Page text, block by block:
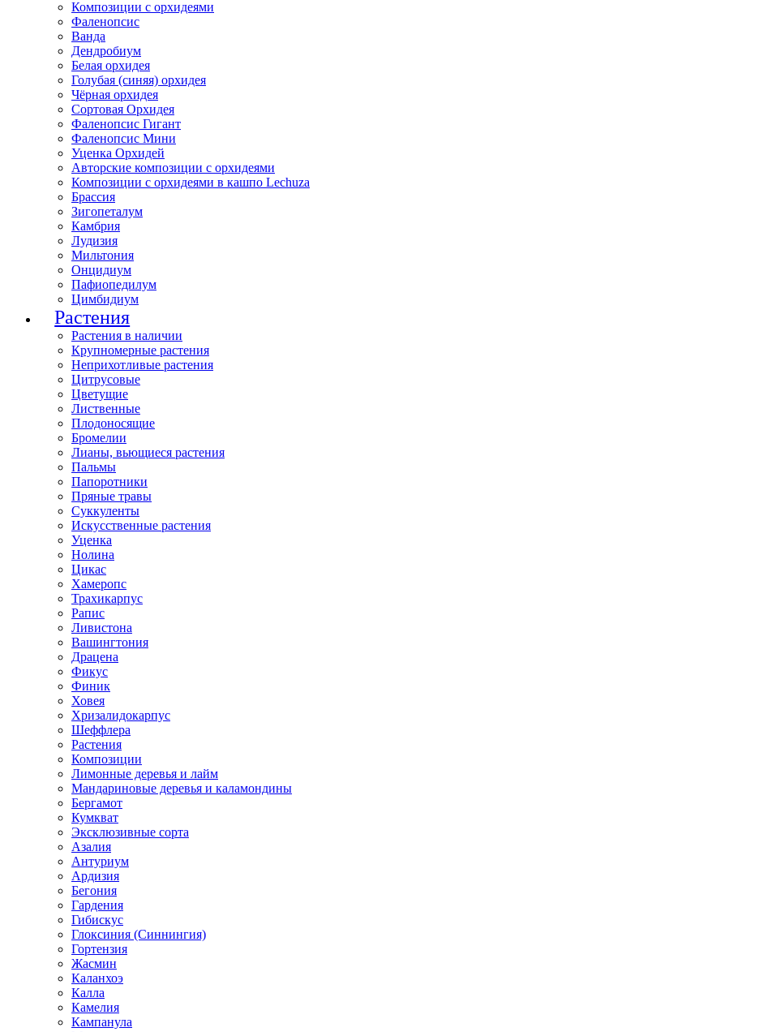
Композиции с орхидеями
Фаленопсис
Ванда
Дендробиум
Белая орхидея
Голубая (синяя) орхидея
Чёрная орхидея
Сортовая Орхидея
Фаленопсис Гигант
Фаленопсис Мини
Уценка Орхидей
Авторские композиции с орхидеями
Композиции с орхидеями в кашпо Lechuza
Брассия
Зигопеталум
Камбрия
Лудизия
Мильтония
Онцидиум
Пафиопедилум
Цимбидиум
Растения
Растения в наличии
Крупномерные растения
Неприхотливые растения
Цитрусовые
Цветущие
Лиственные
Плодоносящие
Бромелии
Лианы, вьющиеся растения
Пальмы
Папоротники
Пряные травы
Суккуленты
Искусственные растения
Уценка
Нолина
Цикас
Хамеропс
Трахикарпус
Рапис
Ливистона
Вашингтония
Драцена
Фикус
Финик
Ховея
Хризалидокарпус
Шеффлера
Растения
Композиции
Лимонные деревья и лайм
Мандариновые деревья и каламондины
Бергамот
Кумкват
Эксклюзивные сорта
Азалия
Антуриум
Ардизия
Бегония
Гардения
Гибискус
Глоксиния (Синнингия)
Гортензия
Жасмин
Каланхоэ
Калла
Камелия
Кампанула